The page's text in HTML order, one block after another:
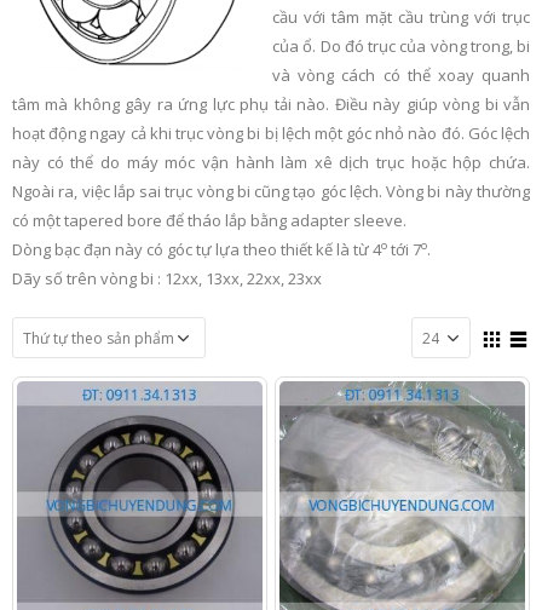
cầu với tâm mặt cầu trùng với trục
của ổ. Do đó trục của vòng trong, bi
và vòng cách có thể xoay quanh
tâm mà không gây ra ứng lực phụ tải nào. Điều này giúp vòng bi vẫn
hoạt động ngay cả khi trục vòng bi bị lệch một góc nhỏ nào đó. Góc lệch
này có thể do máy móc vận hành làm xê dịch trục hoặc hộp chứa.
Ngoài ra, việc lắp sai trục vòng bi cũng tạo góc lệch. Vòng bi này thường
có một tapered bore để tháo lắp bằng adapter sleeve.
Dòng bạc đạn này có góc tự lựa theo thiết kế là từ 4o tới 7o.
Dãy số trên vòng bi : 12xx, 13xx, 22xx, 23xx